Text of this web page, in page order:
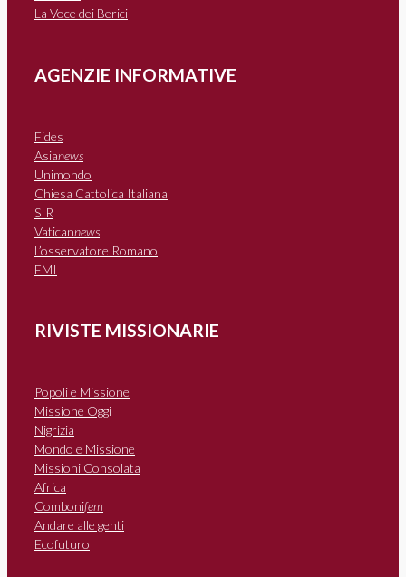
La Voce dei Berici
AGENZIE INFORMATIVE
Fides
Asianews
Unimondo
Chiesa Cattolica Italiana
SIR
Vaticannews
L’osservatore Romano
EMI
RIVISTE MISSIONARIE
Popoli e Missione
Missione Oggi
Nigrizia
Mondo e Missione
Missioni Consolata
Africa
Combonifem
Andare alle genti
Ecofuturo